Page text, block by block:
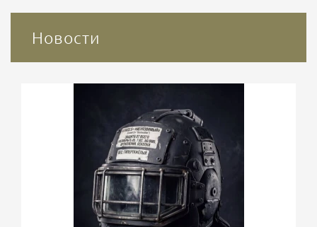
Новости